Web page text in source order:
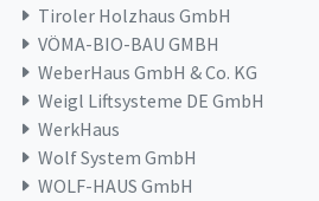
Tiroler Holzhaus GmbH
VÖMA-BIO-BAU GMBH
WeberHaus GmbH & Co. KG
Weigl Liftsysteme DE GmbH
WerkHaus
Wolf System GmbH
WOLF-HAUS GmbH